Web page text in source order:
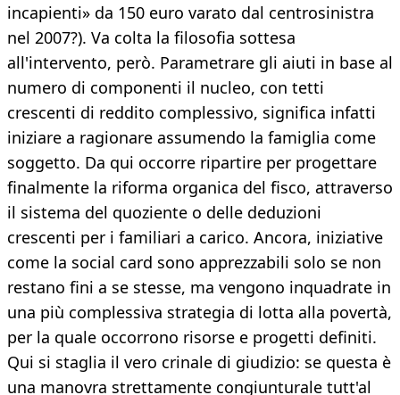
incapienti» da 150 euro varato dal centrosinistra
nel 2007?). Va colta la filosofia sottesa
all'intervento, però. Parametrare gli aiuti in base al
numero di componenti il nucleo, con tetti
crescenti di reddito complessivo, significa infatti
iniziare a ragionare assumendo la famiglia come
soggetto. Da qui occorre ripartire per progettare
finalmente la riforma organica del fisco, attraverso
il sistema del quoziente o delle deduzioni
crescenti per i familiari a carico. Ancora, iniziative
come la social card sono apprezzabili solo se non
restano fini a se stesse, ma vengono inquadrate in
una più complessiva strategia di lotta alla povertà,
per la quale occorrono risorse e progetti definiti.
Qui si staglia il vero crinale di giudizio: se questa è
una manovra strettamente congiunturale tutt'al